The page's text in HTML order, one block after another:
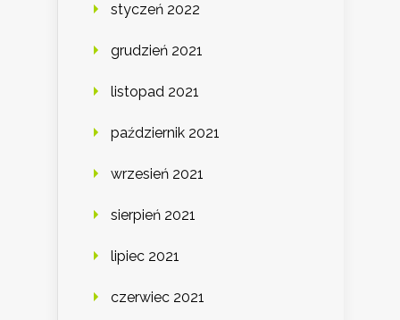
styczeń 2022
grudzień 2021
listopad 2021
październik 2021
wrzesień 2021
sierpień 2021
lipiec 2021
czerwiec 2021